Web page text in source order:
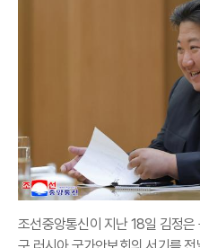
조선중앙통신이 지난 18일 김정은